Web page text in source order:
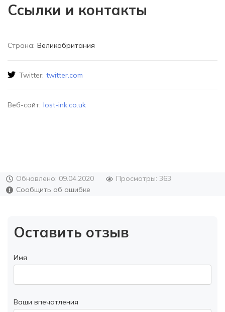
Ссылки и контакты
Страна: Великобритания
Twitter: twitter.com
Веб-сайт: lost-ink.co.uk
Обновлено: 09.04.2020
Просмотры: 363
Сообщить об ошибке
Оставить отзыв
Имя
Ваши впечатления